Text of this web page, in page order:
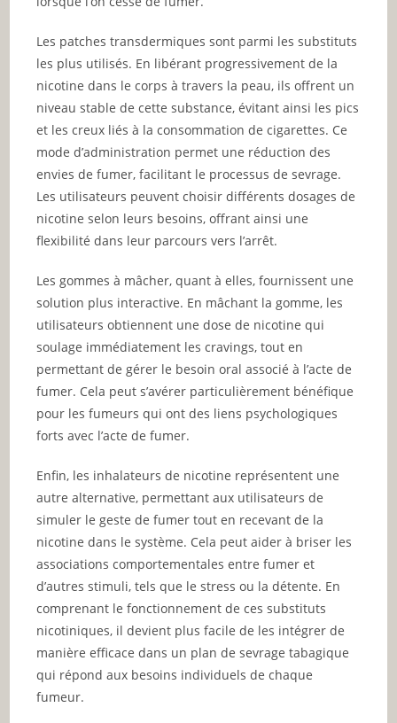
Les patches transdermiques sont parmi les substituts
les plus utilisés. En libérant progressivement de la
nicotine dans le corps à travers la peau, ils offrent un
niveau stable de cette substance, évitant ainsi les pics
et les creux liés à la consommation de cigarettes. Ce
mode d’administration permet une réduction des
envies de fumer, facilitant le processus de sevrage.
Les utilisateurs peuvent choisir différents dosages de
nicotine selon leurs besoins, offrant ainsi une
flexibilité dans leur parcours vers l’arrêt.
Les gommes à mâcher, quant à elles, fournissent une
solution plus interactive. En mâchant la gomme, les
utilisateurs obtiennent une dose de nicotine qui
soulage immédiatement les cravings, tout en
permettant de gérer le besoin oral associé à l’acte de
fumer. Cela peut s’avérer particulièrement bénéfique
pour les fumeurs qui ont des liens psychologiques
forts avec l’acte de fumer.
Enfin, les inhalateurs de nicotine représentent une
autre alternative, permettant aux utilisateurs de
simuler le geste de fumer tout en recevant de la
nicotine dans le système. Cela peut aider à briser les
associations comportementales entre fumer et
d’autres stimuli, tels que le stress ou la détente. En
comprenant le fonctionnement de ces substituts
nicotiniques, il devient plus facile de les intégrer de
manière efficace dans un plan de sevrage tabagique
qui répond aux besoins individuels de chaque
fumeur.